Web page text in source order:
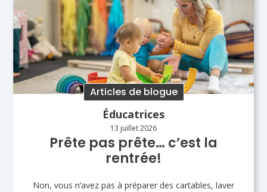
Articles de blogue
Éducatrices
13 juillet 2026
Prête pas prête… c’est la
rentrée!
Non, vous n’avez pas à préparer des cartables, laver